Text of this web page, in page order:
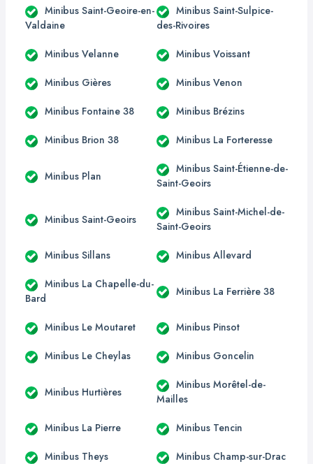
Minibus Saint-Geoire-en-
Valdaine
Minibus Saint-Sulpice-
des-Rivoires
Minibus Velanne Minibus Voissant
Minibus Gières Minibus Venon
Minibus Fontaine 38 Minibus Brézins
Minibus Brion 38 Minibus La Forteresse
Minibus Plan
Minibus Saint-Étienne-de-
Saint-Geoirs
Minibus Saint-Geoirs
Minibus Saint-Michel-de-
Saint-Geoirs
Minibus Sillans Minibus Allevard
Minibus La Chapelle-du-
Bard
Minibus La Ferrière 38
Minibus Le Moutaret Minibus Pinsot
Minibus Le Cheylas Minibus Goncelin
Minibus Hurtières
Minibus Morêtel-de-
Mailles
Minibus La Pierre Minibus Tencin
Minibus Theys Minibus Champ-sur-Drac